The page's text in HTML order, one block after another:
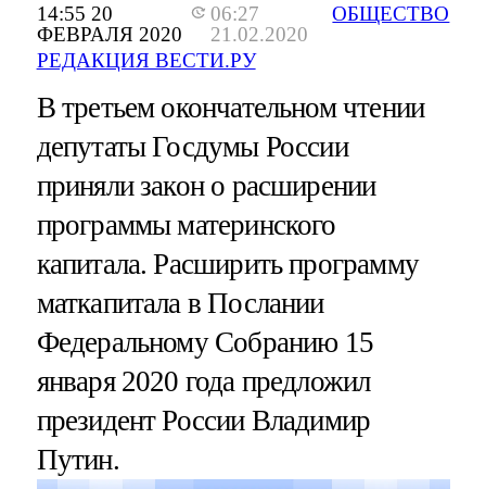
14:55 20
ФЕВРАЛЯ 2020
06:27
21.02.2020
РЕДАКЦИЯ ВЕСТИ.РУ
ОБЩЕСТВО
В третьем окончательном чтении
депутаты Госдумы России
приняли закон о расширении
программы материнского
капитала. Расширить программу
маткапитала в Послании
Федеральному Собранию 15
января 2020 года предложил
президент России Владимир
Путин.